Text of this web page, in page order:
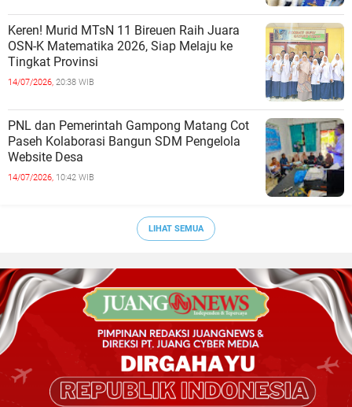
Keren! Murid MTsN 11 Bireuen Raih Juara
OSN-K Matematika 2026, Siap Melaju ke
Tingkat Provinsi
14/07/2026, 20:38 WIB
PNL dan Pemerintah Gampong Matang Cot
Paseh Kolaborasi Bangun SDM Pengelola
Website Desa
14/07/2026, 10:42 WIB
LIHAT SEMUA